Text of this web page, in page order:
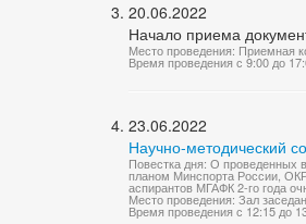
20.06.2022
Начало приема
Место проведения: Приемная
Время проведения с 9:00 до
23.06.2022
Научно-методический
Повестка дня: О проведенных
планом Минспорта России,
аспирантов МГАФК 2-го года
Место проведения: Зал
Время проведения с 12:15 до